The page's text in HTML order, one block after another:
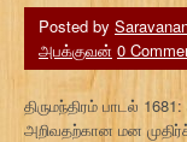
Posted by
அபக்குவன் 0
திருமந்திரம் பாடல்
அறிவதற்கான மன